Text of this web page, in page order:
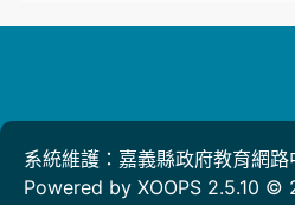
系統維護：嘉義縣政府教育網路
Powered by XOOPS 2.5.10 ©